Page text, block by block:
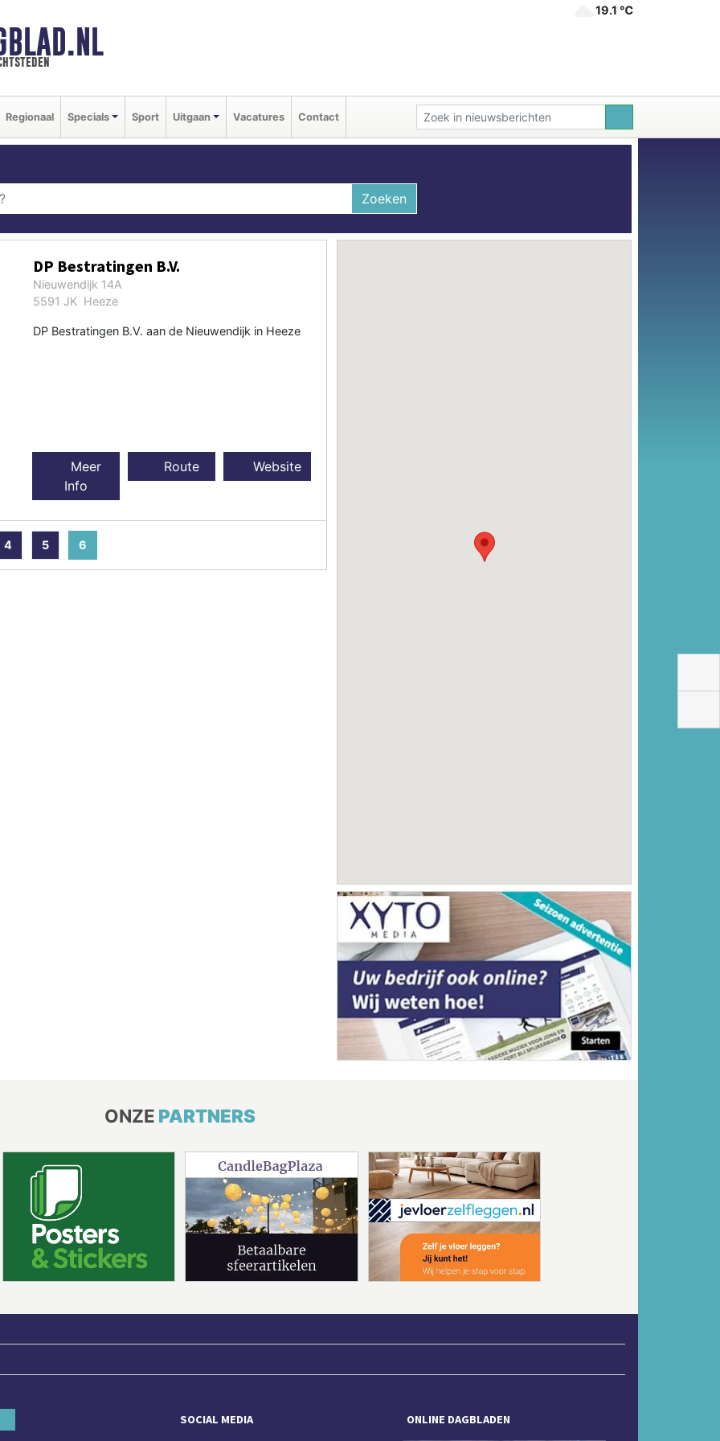
19.1 ℃
Regionaal Specials Sport Uitgaan Vacatures Contact
Zoeken
DP Bestratingen B.V.
Nieuwendijk 14A
5591 JK Heeze
DP Bestratingen B.V. aan de Nieuwendijk in Heeze
Meer
Info
Route Website
4 5 6
ONZE PARTNERS
SOCIAL MEDIA ONLINE DAGBLADEN